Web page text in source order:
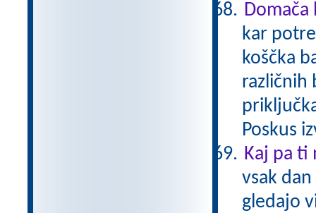
kar
koščka
različnih
Poskus
Kaj pa ti
vsak
gledajo